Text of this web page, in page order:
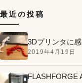
最近の投稿
3Dプリンタに
2019年4月19日
FLASHFORGE